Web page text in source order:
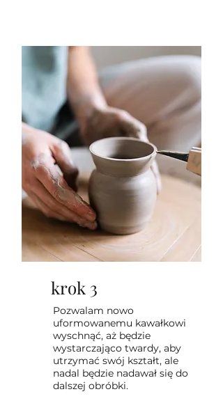
krok 3
Pozwalam nowo
uformowanemu kawałkowi
wyschnąć, aż będzie
wystarczająco twardy, aby
utrzymać swój kształt, ale
nadal będzie nadawał się do
dalszej obróbki.